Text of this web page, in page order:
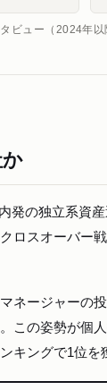
ビュー（2024年以
発の独立系資
ロスオーバー
ネージャーの
この姿勢が個
キングで1位